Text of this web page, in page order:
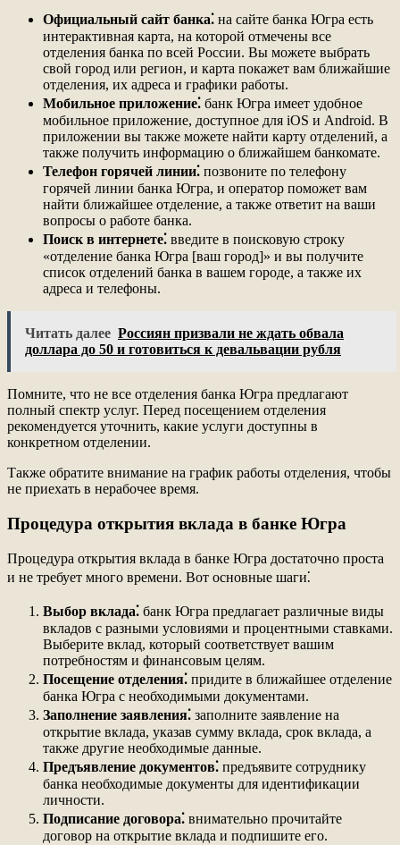
Официальный сайт банка⁚ на сайте банка Югра есть
интерактивная карта, на которой отмечены все
отделения банка по всей России. Вы можете выбрать
свой город или регион, и карта покажет вам ближайшие
отделения, их адреса и графики работы.
Мобильное приложение⁚ банк Югра имеет удобное
мобильное приложение, доступное для iOS и Android. В
приложении вы также можете найти карту отделений, а
также получить информацию о ближайшем банкомате.
Телефон горячей линии⁚ позвоните по телефону
горячей линии банка Югра, и оператор поможет вам
найти ближайшее отделение, а также ответит на ваши
вопросы о работе банка.
Поиск в интернете⁚ введите в поисковую строку
«отделение банка Югра [ваш город]» и вы получите
список отделений банка в вашем городе, а также их
адреса и телефоны.
Читать далее Россиян призвали не ждать обвала
доллара до 50 и готовиться к девальвации рубля
Помните, что не все отделения банка Югра предлагают
полный спектр услуг. Перед посещением отделения
рекомендуется уточнить, какие услуги доступны в
конкретном отделении.
Также обратите внимание на график работы отделения, чтобы
не приехать в нерабочее время.
Процедура открытия вклада в банке Югра
Процедура открытия вклада в банке Югра достаточно проста
и не требует много времени. Вот основные шаги⁚
Выбор вклада⁚ банк Югра предлагает различные виды
вкладов с разными условиями и процентными ставками.
Выберите вклад, который соответствует вашим
потребностям и финансовым целям.
Посещение отделения⁚ придите в ближайшее отделение
банка Югра с необходимыми документами.
Заполнение заявления⁚ заполните заявление на
открытие вклада, указав сумму вклада, срок вклада, а
также другие необходимые данные.
Предъявление документов⁚ предъявите сотруднику
банка необходимые документы для идентификации
личности.
Подписание договора⁚ внимательно прочитайте
договор на открытие вклада и подпишите его.